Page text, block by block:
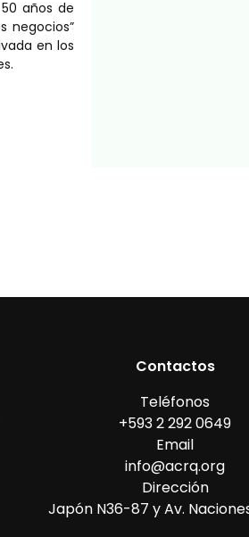
años de
negocios”
en los
Contactos
Teléfonos
+593 2 292 0649
Email
info@acrq.org
Dirección
Japón N36-87 y Av.